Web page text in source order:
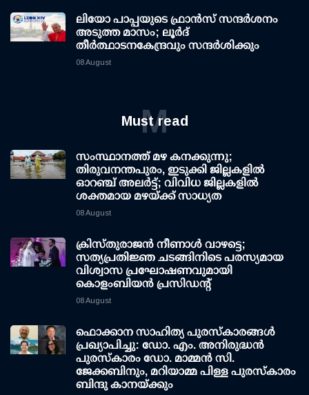
ലിയോ പാപ്പയുടെ ഫ്രാൻസ് സന്ദർശനം
അടുത്ത മാസം; ലൂർദ്
തീർത്ഥാടനകേന്ദ്രവും സന്ദർശിക്കും
08 August
Must read
M
സംസ്ഥാനത്ത് മഴ കനക്കുന്നു;
തിരുവനന്തപുരം, ഇടുക്കി ജില്ലകളിൽ
ഓറഞ്ച് അലർട്ട്; വിവിധ ജില്ലകളിൽ
ശക്തമായ മഴയ്ക്ക് സാധ്യത
08 August
ക്രിസ്തുരാജൻ നീണാൾ വാഴട്ടെ;
സത്യപ്രതിജ്ഞ ചടങ്ങിനിടെ പരസ്യമായ
വിശ്വാസ പ്രഘോഷണവുമായി
കൊളംബിയൻ പ്രസിഡന്റ്
08 August
ഫൊക്കാന സാഹിത്യ പുരസ്‌കാരങ്ങള്‍
പ്രഖ്യാപിച്ചു: ഡോ. എം. അനിരുദ്ധന്‍
പുരസ്‌കാരം ഡോ. മാമ്മന്‍ സി.
ജേക്കബിനും, മറിയാമ്മ പിള്ള പുരസ്‌കാരം
ബിന്ദു കാനയ്ക്കും